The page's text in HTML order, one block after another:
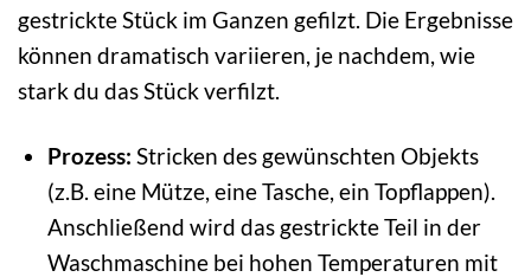
gestrickte Stück im Ganzen gefilzt. Die Ergebnisse
können dramatisch variieren, je nachdem, wie
stark du das Stück verfilzt.
Prozess: Stricken des gewünschten Objekts
(z.B. eine Mütze, eine Tasche, ein Topflappen).
Anschließend wird das gestrickte Teil in der
Waschmaschine bei hohen Temperaturen mit